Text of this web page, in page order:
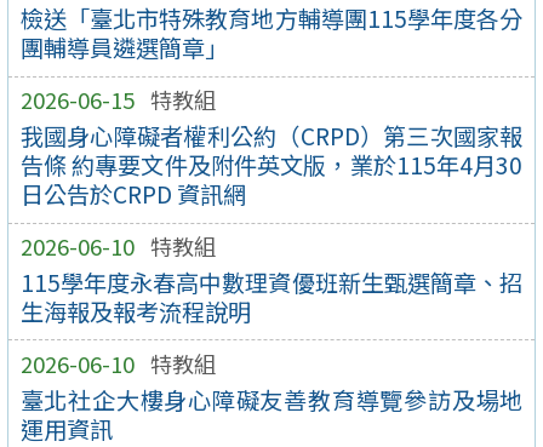
檢送「臺北市特殊教育地方輔導團115學年度各分
團輔導員遴選簡章」
2026-06-15 特教組
我國身心障礙者權利公約（CRPD）第三次國家報
告條 約專要文件及附件英文版，業於115年4月30
日公告於CRPD 資訊網
2026-06-10 特教組
115學年度永春高中數理資優班新生甄選簡章、招
生海報及報考流程說明
2026-06-10 特教組
臺北社企大樓身心障礙友善教育導覽參訪及場地
運用資訊